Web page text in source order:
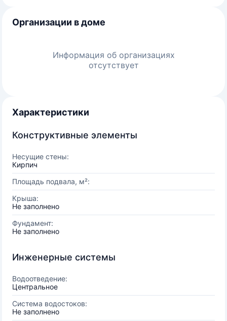
Организации в доме
Информация об организациях
отсутствует
Характеристики
Конструктивные элементы
Несущие стены:
Кирпич
Площадь подвала, м²:
Крыша:
Не заполнено
Фундамент:
Не заполнено
Инженерные системы
Водоотведение:
Центральное
Система водостоков:
Не заполнено